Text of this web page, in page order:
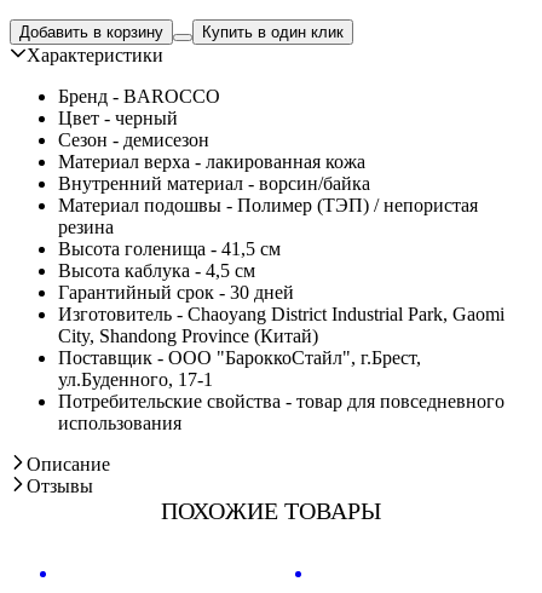
Добавить в корзину Купить в один клик
Характеристики
Бренд - BAROCCO
Цвет - черный
Сезон - демисезон
Материал верха - лакированная кожа
Внутренний материал - ворсин/байка
Материал подошвы - Полимер (ТЭП) / непористая
резина
Высота голенища - 41,5 см
Высота каблука - 4,5 см
Гарантийный срок - 30 дней
Изготовитель - Chaoyang District Industrial Park, Gaomi
City, Shandong Province (Китай)
Поставщик - ООО "БароккоСтайл", г.Брест,
ул.Буденного, 17-1
Потребительские свойства - товар для повседневного
использования
Описание
Отзывы
ПОХОЖИЕ ТОВАРЫ